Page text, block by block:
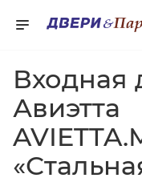
Входная
Авиэтта